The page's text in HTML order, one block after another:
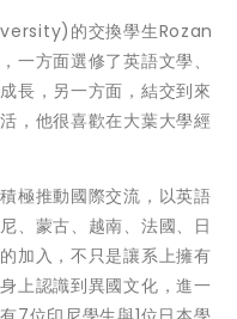
的交換學生Rozan
一方面選修了英語文學、
長，另一方面，結交到來
，他很喜歡在大葉大學經
極推動國際交流，以英語
、蒙古、越南、法國、日
加入，不只是讓系上擁有
上認識到異國文化，進一